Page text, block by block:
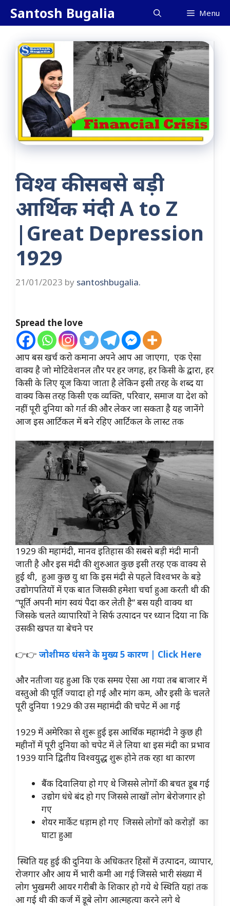
SkipSantosh Bugalia Menu
विश्व की सबसे बड़ी
आर्थिक मंदी A to Z
|Great Depression
1929
21/01/2023 by santoshbugalia.
Spread the love
आप बस खर्च करो कमाना अपने आप आ जाएगा, एक ऐसा
वाक्य है जो मोटिवेशनल तौर पर हर जगह, हर किसी के द्वारा, हर
किसी के लिए यूज किया जाता है लेकिन इसी तरह के शब्द या
वाक्य किस तरह किसी एक व्यक्ति, परिवार, समाज या देश को
नहीं पूरी दुनिया को गर्त की और लेकर जा सकता है यह जानेंगे
आज इस आर्टिकल में बने रहिए आर्टिकल के लास्ट तक
1929 की महामंदी, मानव इतिहास की सबसे बड़ी मंदी मानी
जाती है और इस मंदी की शुरुआत कुछ इसी तरह एक वाक्य से
हुई थी, हुआ कुछ यु था कि इस मंदी से पहले विश्वभर के बड़े
उद्योगपतियों में एक बात जिसकी हमेशा चर्चा हुआ करती थी की
“पूर्ति अपनी मांग स्वयं पैदा कर लेती है” बस यही वाक्य था
जिसके चलते व्यापारियों ने सिर्फ उत्पादन पर ध्यान दिया ना कि
उसकी खपत या बेचने पर
👉👉 जोशीमठ धंसने के मुख्य 5 कारण | Click Here
और नतीजा यह हुआ कि एक समय ऐसा आ गया तब बाजार में
वस्तुओ की पूर्ति ज्यादा हो गई और मांग कम, और इसी के चलते
पूरी दुनिया 1929 की उस महामंदी की चपेट में आ गई
1929 में अमेरिका से शुरू हुई इस आर्थिक महामंदी ने कुछ ही
महीनों में पूरी दुनिया को चपेट में ले लिया था इस मंदी का प्रभाव
1939 यानि द्वितीय विश्वयुद्ध शुरू होने तक रहा था कारण
बैंक दिवालिया हो गए थे जिससे लोगों की बचत डूब गई
उद्योग धंधे बंद हो गए जिससे लाखों लोग बेरोजगार हो
गए
शेयर मार्केट धड़ाम हो गए जिससे लोगों को करोड़ों का
घाटा हुआ
स्थिति यह हुई की दुनिया के अधिकतर हिसों में उत्पादन, व्यापार,
रोजगार और आय में भारी कमी आ गई जिससे भारी संख्या में
लोग भुखमरी आयर गरीबी के शिकार हो गये थे स्थिति यहां तक
आ गई थी की कर्ज में डूबे लोग आत्महत्या करने लगे थे